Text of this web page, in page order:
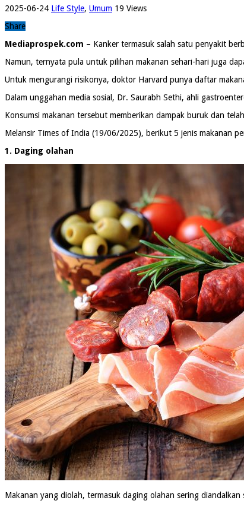
2025-06-24 Life Style, Umum 19 Views
Share
Mediaprospek.com – Kanker termasuk salah satu penyakit
Namun, ternyata pula untuk pilihan makanan sehari-hari juga
Untuk mengurangi risikonya, doktor Harvard punya daftar
Dalam unggahan media sosial, Dr. Saurabh Sethi, ahli
Konsumsi makanan tersebut memberikan dampak buruk dan
Melansir Times of India (19/06/2025), berikut 5 jenis makanan
1. Daging olahan
Makanan yang diolah, termasuk daging olahan sering